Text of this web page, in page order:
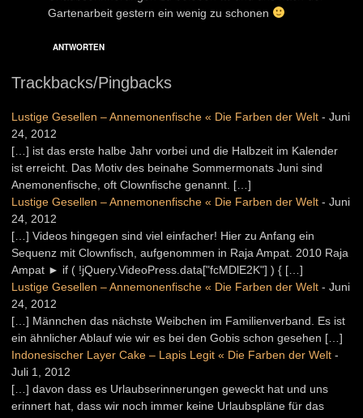
Gartenarbeit gestern ein wenig zu schonen
ANTWORTEN
Trackbacks/Pingbacks
Lustige Gesellen – Annemonenfische « Die Farben der Welt - Juni
24, 2012
[…] ist das erste halbe Jahr vorbei und die Halbzeit im Kalender
ist erreicht. Das Motiv des beinahe Sommermonats Juni sind
Anemonenfische, oft Clownfische genannt. […]
Lustige Gesellen – Annemonenfische « Die Farben der Welt - Juni
24, 2012
[…] Videos hingegen sind viel einfacher! Hier zu Anfang ein
Sequenz mit Clownfisch, aufgenommen in Raja Ampat. 2010 Raja
Ampat ► if ( !jQuery.VideoPress.data["fcMDlE2K"] ) { […]
Lustige Gesellen – Annemonenfische « Die Farben der Welt - Juni
24, 2012
[…] Männchen das nächste Weibchen im Familienverband. Es ist
ein ähnlicher Ablauf wie wir es bei den Gobis schon gesehen […]
Indonesischer Layer Cake – Lapis Legit « Die Farben der Welt -
Juli 1, 2012
[…] davon dass es Urlaubserinnerungen geweckt hat und uns
erinnert hat, dass wir noch immer keine Urlaubspläne für das